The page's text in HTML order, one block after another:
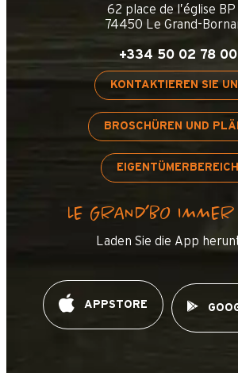
62 place de l’église BP
74450 Le Grand-
+334 50 02 78 00
KONTAKTIEREN SIE
BROSCHÜREN UND
EIGENTÜMERBEREICH
LE GRAND’BO
Laden Sie die App
APPSTORE